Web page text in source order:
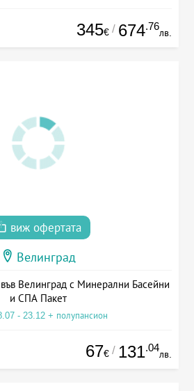
345€ / 674.76
лв.
виж офертата
Велинград
Велинград с Минерални Басейни
и СПА Пакет
- 23.12 + полупансион
67€ / 131.04
лв.